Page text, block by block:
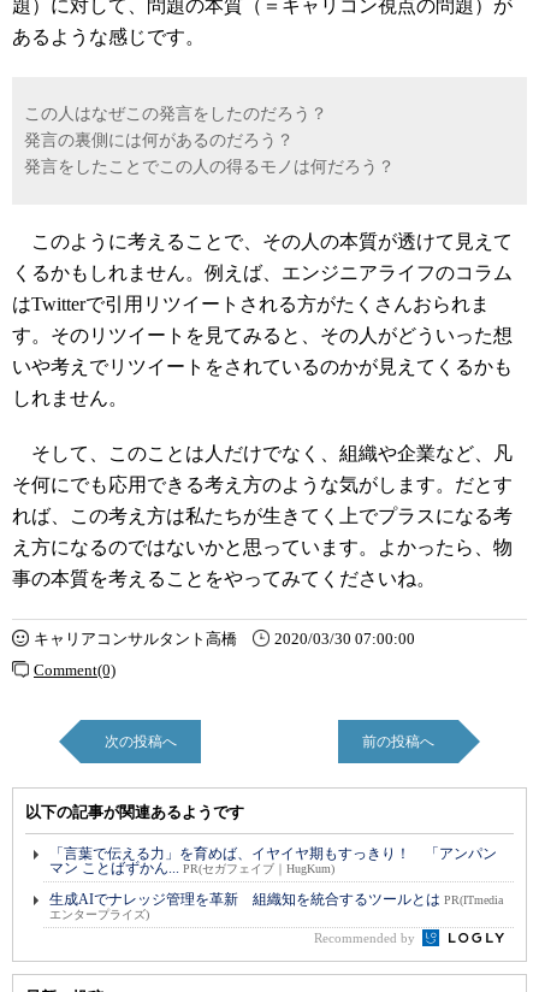
題）に対して、問題の本質（＝キャリコン視点の問題）が
あるような感じです。
この人はなぜこの発言をしたのだろう？
発言の裏側には何があるのだろう？
発言をしたことでこの人の得るモノは何だろう？
このように考えることで、その人の本質が透けて見えて
くるかもしれません。例えば、エンジニアライフのコラム
はTwitterで引用リツイートされる方がたくさんおられま
す。そのリツイートを見てみると、その人がどういった想
いや考えでリツイートをされているのかが見えてくるかも
しれません。
そして、このことは人だけでなく、組織や企業など、凡
そ何にでも応用できる考え方のような気がします。だとす
れば、この考え方は私たちが生きてく上でプラスになる考
え方になるのではないかと思っています。よかったら、物
事の本質を考えることをやってみてくださいね。
キャリアコンサルタント高橋
2020/03/30 07:00:00
Comment(0)
次の投稿へ 前の投稿へ
以下の記事が関連あるようです
「言葉で伝える力」を育めば、イヤイヤ期もすっきり！ 「アンパン
マン ことばずかん... PR(セガフェイブ｜HugKum)
生成AIでナレッジ管理を革新 組織知を統合するツールとは PR(ITmedia
エンタープライズ)
Recommended by